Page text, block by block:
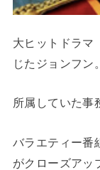
大ヒットドラマ
じたジョンフン。
所属していた事
バラエティー番
がクローズアッ